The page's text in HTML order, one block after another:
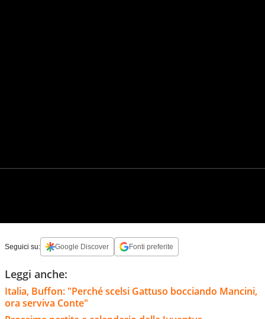
Seguici su: Google Discover Fonti preferite
Leggi anche:
Italia, Buffon: "Perché scelsi Gattuso bocciando Mancini,
ora serviva Conte"